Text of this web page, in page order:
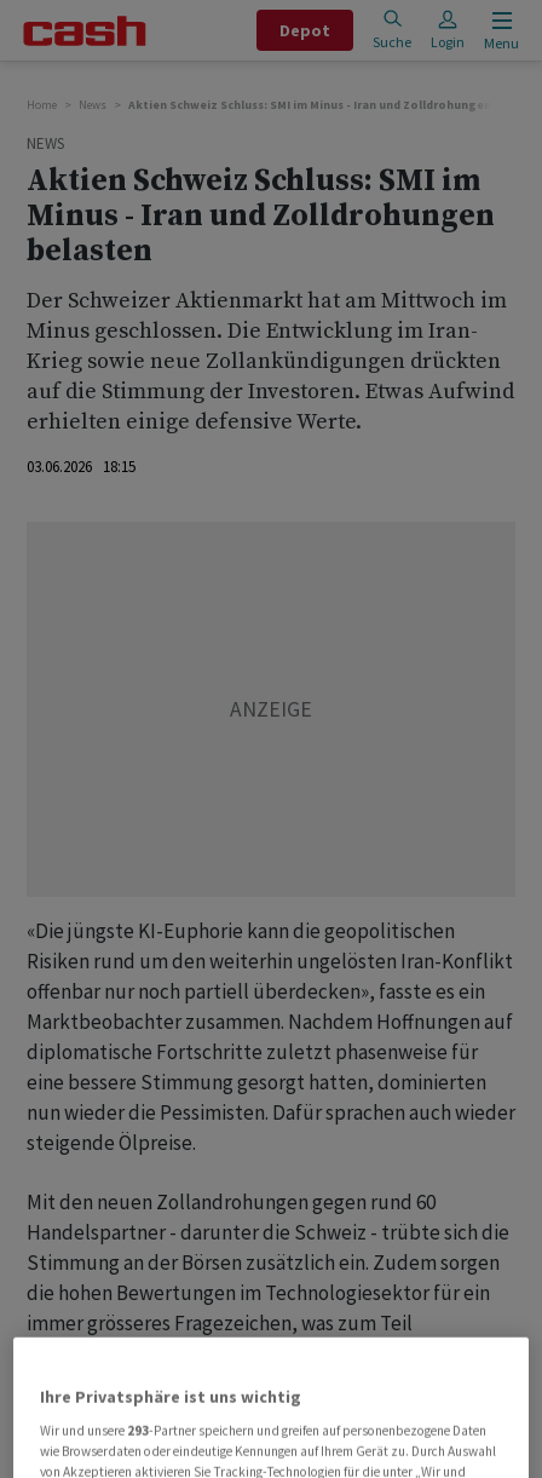
Depot
Suche Login Menu
Home News Aktien Schweiz Schluss: SMI im Minus - Iran und Zolldrohungen
NEWS
Aktien Schweiz Schluss: SMI im
Minus - Iran und Zolldrohungen
belasten
Der Schweizer Aktienmarkt hat am Mittwoch im
Minus geschlossen. Die Entwicklung im Iran-
Krieg sowie neue Zollankündigungen drückten
auf die Stimmung der Investoren. Etwas Aufwind
erhielten einige defensive Werte.
03.06.2026 18:15
«Die jüngste KI-Euphorie kann die geopolitischen
Risiken rund um den weiterhin ungelösten Iran-Konflikt
offenbar nur noch partiell überdecken», fasste es ein
Marktbeobachter zusammen. Nachdem Hoffnungen auf
diplomatische Fortschritte zuletzt phasenweise für
eine bessere Stimmung gesorgt hatten, dominierten
nun wieder die Pessimisten. Dafür sprachen auch wieder
steigende Ölpreise.
Mit den neuen Zollandrohungen gegen rund 60
Handelspartner - darunter die Schweiz - trübte sich die
Stimmung an der Börsen zusätzlich ein. Zudem sorgen
die hohen Bewertungen im Technologiesektor für ein
immer grösseres Fragezeichen, was zum Teil
Konjunkturdaten aus den USA rückt nun der offizielle
Arbeitsmarktbericht am Freitag in den Fokus.
Schock bei Partners Group
Ihre Privatsphäre ist uns wichtig
Wir und unsere 293-Partner speichern und greifen auf personenbezogene Daten
wie Browserdaten oder eindeutige Kennungen auf Ihrem Gerät zu. Durch Auswahl
von Akzeptieren aktivieren Sie Tracking-Technologien für die unter „Wir und